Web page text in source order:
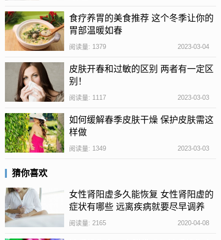
果担心对身体不利，最好不要使用，改换为新的筷子
即可，毕竟筷子的价格也不贵。
怎么选择筷子
1、建议选择竹筷子，它安全无毒还环保。
2、其次选择的就是木筷子了，但是最好选择本色的木
筷子。
3、涂抹彩漆的筷子不要使用，因为很有可能会影响人
的健康。
4、塑料筷子受热后容易变形、融化、产生一些对身体
5、骨质和玉质的筷子价格太高，不实用。
6、银筷子以及金属类筷子手感不好，而且其导热性
食疗养胃的美食推荐 这个冬季让你的
胃部温暖如春
2023-03-04
阅读量: 1379
皮肤开春和过敏的区别 两者有一定区
别！
2023-03-03
阅读量: 1117
如何缓解春季皮肤干燥 保护皮肤需这
样做
2023-03-03
阅读量: 1349
猜你喜欢
女性肾阳虚多久能恢复 女性肾阳虚的
症状有哪些 远离疾病就要尽早调养
2020-04-08
阅读量: 2165